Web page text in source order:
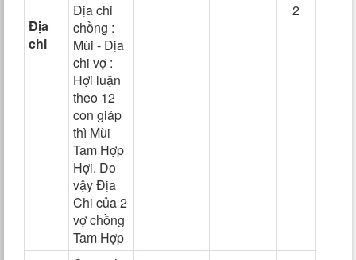
Địa
chi
Địa chi
chồng :
Mùi - Địa
chi vợ :
Hợi luận
theo 12
con giáp
thì Mùi
Tam Hợp
Hợi. Do
vậy Địa
Chi của 2
vợ chồng
Tam Hợp
2